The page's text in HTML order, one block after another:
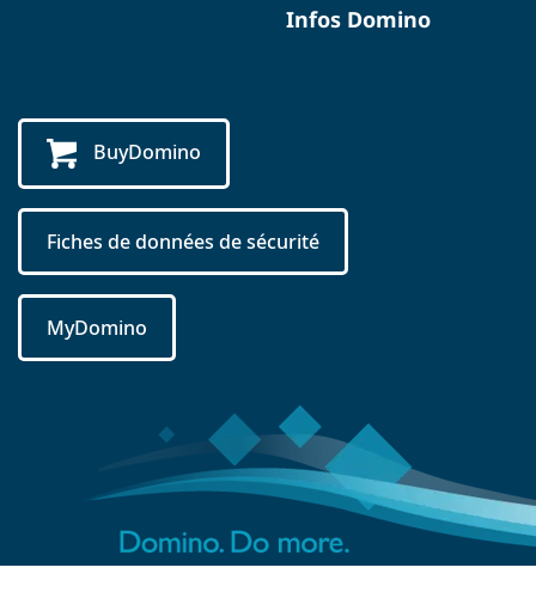
Infos Domino
BuyDomino
Fiches de données de sécurité
MyDomino